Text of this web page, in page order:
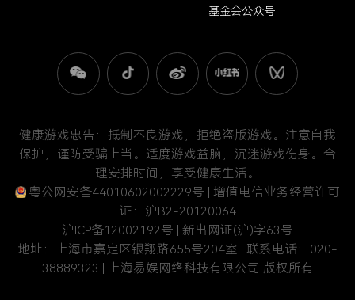
基金会公众号
健康游戏忠告：抵制不良游戏，拒绝盗版游戏。注意自我
保护，谨防受骗上当。适度游戏益脑，沉迷游戏伤身。合
理安排时间，享受健康生活。
粤公网安备44010602002229号 | 增值电信业务经营许可
证：沪B2-20120064
沪ICP备12002192号 | 新出网证(沪)字63号
地址：上海市嘉定区银翔路655号204室 | 联系电话：020-
38889323 | 上海易娱网络科技有限公司 版权所有